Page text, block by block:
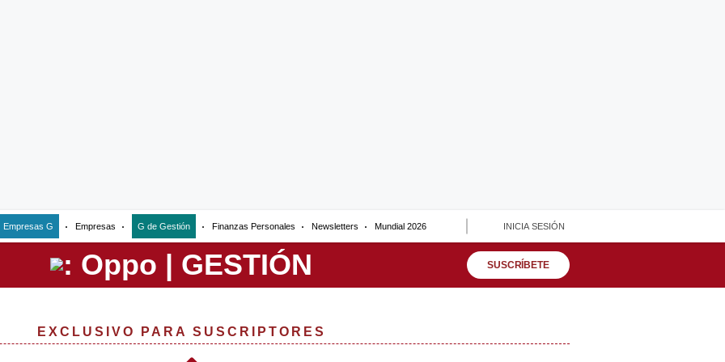
Empresas G Empresas G de Gestión Finanzas Personales Newsletters Mundial 2026 INICIA SESIÓN
SUSCRÍBETE
EXCLUSIVO PARA SUSCRIPTORES